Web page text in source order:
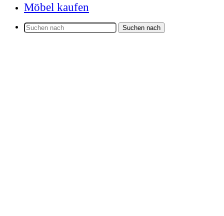
Möbel kaufen
Suchen nach